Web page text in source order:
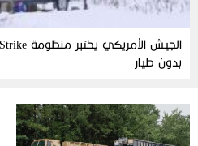
بدون طيار